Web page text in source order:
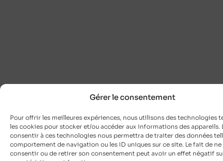
Gérer le consentement
Pour offrir les meilleures expériences, nous utilisons des technologies
les cookies pour stocker et/ou accéder aux informations des appareils.
consentir à ces technologies nous permettra de traiter des données
comportement de navigation ou les ID uniques sur ce site. Le fait de ne
consentir ou de retirer son consentement peut avoir un effet négatif